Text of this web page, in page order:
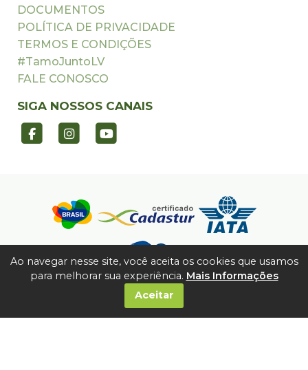
DOCUMENTOS
POLÍTICA DE PRIVACIDADE
TERMOS E CONDIÇÕES
#TamoJuntoLV
FALE CONOSCO
SIGA NOSSOS CANAIS
©2026 TODOS OS DIREITOS RESERVADOS. | L. V.
Ao navegar nesse site, você aceita os cookies que usamos
para melhorar sua experiência. Mais Informações
Aceitar